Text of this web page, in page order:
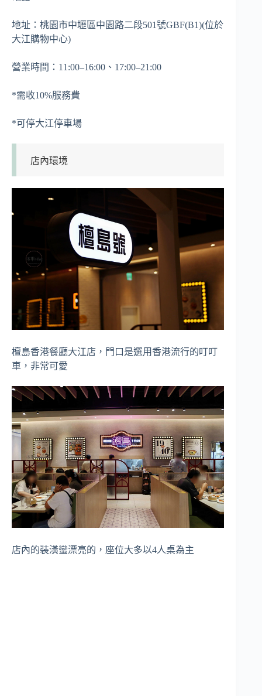
地址：桃園市中壢區中園路二段501號GBF(B1)(位於
大江購物中心)
營業時間：11:00–16:00、17:00–21:00
*需收10%服務費
*可停大江停車場
店內環境
檀島香港餐廳大江店，門口是選用香港流行的叮叮
車，非常可愛
店內的裝潢蠻漂亮的，座位大多以4人桌為主